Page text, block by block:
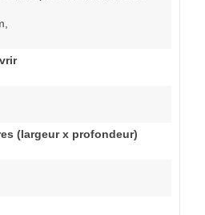
(largeur x profondeur)